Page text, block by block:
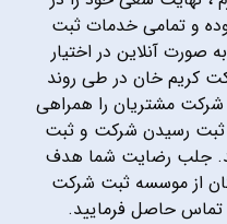
و تمامی خدمات ثبت
صورت آنلاین در اختیار
کریم خان در طی روند
شرکت مشتریان را همراهی
ثبت رسیدن شرکت و ثبت
جلب رضایت شما هدف
از موسسه ثبت شرکت